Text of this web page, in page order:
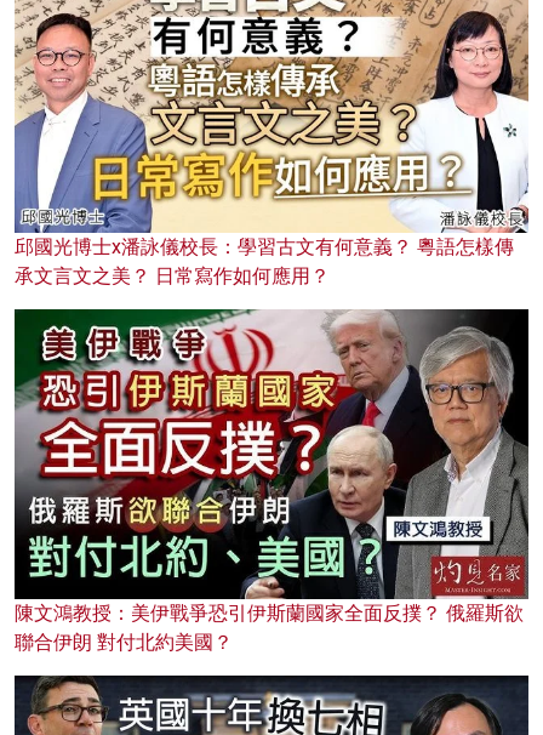
邱國光博士x潘詠儀校長：學習古文有何意義？ 粵語怎樣傳
承文言文之美？ 日常寫作如何應用？
陳文鴻教授：美伊戰爭恐引伊斯蘭國家全面反撲？ 俄羅斯欲
聯合伊朗 對付北約美國？